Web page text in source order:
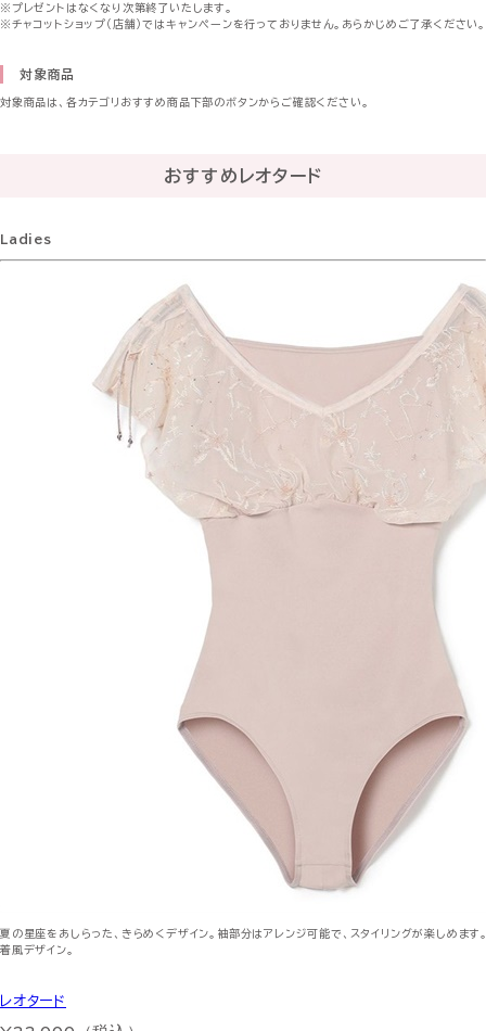
※プレゼントはなくなり次第終了いたします。
※チャコットショップ（店舗）ではキャンペーンを行っておりません。あらかじめご了承ください。
対象商品
対象商品は、各カテゴリおすすめ商品下部のボタンからご確認ください。
おすすめレオタード
Ladies
夏の星座をあしらった、きらめくデザイン。袖部分はアレンジ可能で、スタイリングが楽しめま
着風デザイン。
レオタード